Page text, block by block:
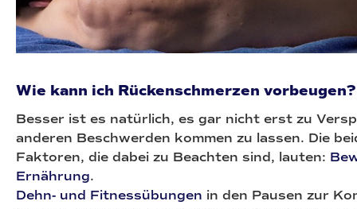
Wie kann ich Rückenschmerzen vorbeugen?
Besser ist es natürlich, es gar nicht erst zu
anderen Beschwerden kommen zu lassen. Die
Faktoren, die dabei zu Beachten sind, lauten:
Ernährung.
Dehn- und Fitnessübungen in den Pausen zur